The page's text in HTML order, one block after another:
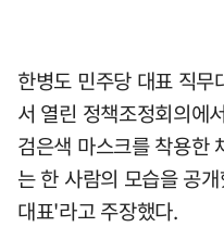
한병도 민주당 대표 직
서 열린 정책조정회의에
검은색 마스크를 착용한
는 한 사람의 모습을 공
대표'라고 주장했다.